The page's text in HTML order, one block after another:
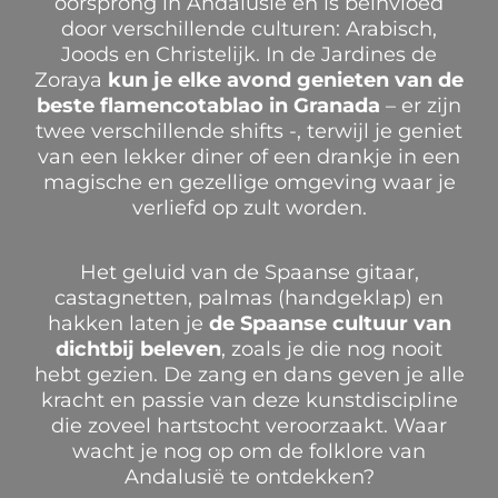
door verschillende culturen: Arabisch,
Joods en Christelijk. In de Jardines de
Zoraya kun je elke avond genieten van de
beste flamencotablao in Granada – er zijn
twee verschillende shifts -, terwijl je geniet
van een lekker diner of een drankje in een
magische en gezellige omgeving waar je
verliefd op zult worden.
Het geluid van de Spaanse gitaar,
castagnetten, palmas (handgeklap) en
hakken laten je de Spaanse cultuur van
dichtbij beleven, zoals je die nog nooit
hebt gezien. De zang en dans geven je alle
kracht en passie van deze kunstdiscipline
die zoveel hartstocht veroorzaakt. Waar
wacht je nog op om de folklore van
Andalusië te ontdekken?